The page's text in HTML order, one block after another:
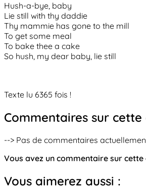
Hush-a-bye, baby
Lie still with thy daddie
Thy mammie has gone to the mill
To get some meal
To bake thee a cake
So hush, my dear baby, lie still
Texte lu 6365 fois !
Commentaires sur
--> Pas de commentaires
Vous avez un commentaire sur
Vous aimerez aussi :